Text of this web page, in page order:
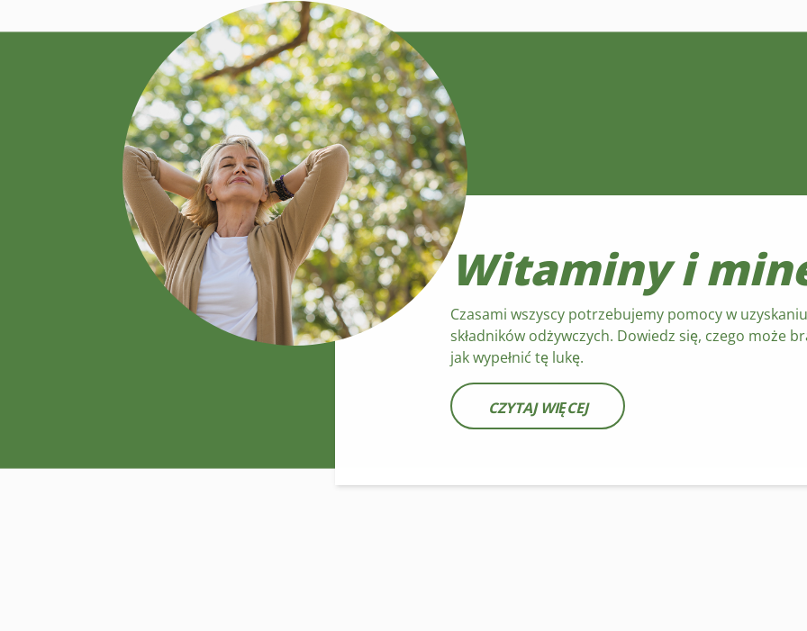
Witaminy i
Czasami wszyscy potrzebujemy pomocy w
składników odżywczych. Dowiedz się, czego może
jak wypełnić tę lukę.
CZYTAJ WIĘCEJ